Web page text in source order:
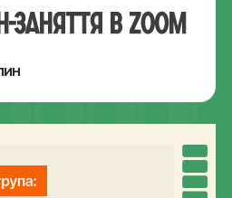
викладача.
усі матеріали